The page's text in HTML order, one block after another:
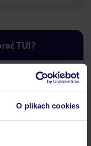
O plikach cookies
TUI?
Polsce